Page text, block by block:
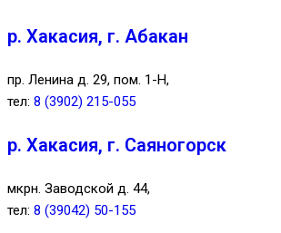
р. Хакасия, г. Абакан
пр. Ленина д. 29, пом. 1-Н,
тел: 8 (3902) 215-055
р. Хакасия, г. Саяногорск
мкрн. Заводской д. 44,
тел: 8 (39042) 50-155